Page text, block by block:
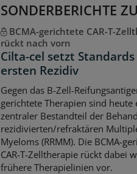
SONDERBERICHTE
BCMA-gerichtete CAR-T-
rückt nach vorn
Cilta-cel setzt
ersten Rezidiv
Gegen das B-Zell-
gerichtete Therapien sind heute
zentraler Bestandteil der
rezidivierten/refraktären
Myeloms (RRMM). Die BCMA-
CAR-T-Zelltherapie rückt dabei
frühere Therapielinien vor.